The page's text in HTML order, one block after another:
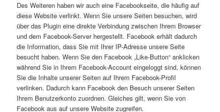
Des Weiteren haben wir auch eine Facebookseite, die häufig auf
diese Website verlinkt. Wenn Sie unsere Seiten besuchen, wird
über das Plugin eine direkte Verbindung zwischen Ihrem Browser
und dem Facebook-Server hergestellt. Facebook erhält dadurch
die Information, dass Sie mit Ihrer IP-Adresse unsere Seite
besucht haben. Wenn Sie den Facebook „Like-Button“ anklicken
während Sie in Ihrem Facebook-Account eingeloggt sind, können
Sie die Inhalte unserer Seiten auf Ihrem Facebook-Profil
verlinken. Dadurch kann Facebook den Besuch unserer Seiten
Ihrem Benutzerkonto zuordnen. Gleiches gilt, wenn Sie von
Facebook aus auf unsere Website zugreifen.